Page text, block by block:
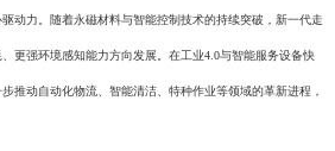
动力。随着永磁材料与智能控制技术的持续突破，新一代走
更强环境感知能力方向发展。在工业4.0与智能服务设备快
推动自动化物流、智能清洁、特种作业等领域的革新进程，